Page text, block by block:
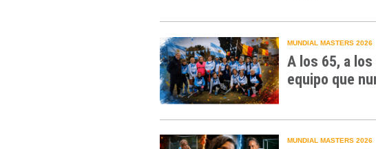
MUNDIAL MASTERS 2026
A los 65, a
equipo que
MUNDIAL MASTERS 2026